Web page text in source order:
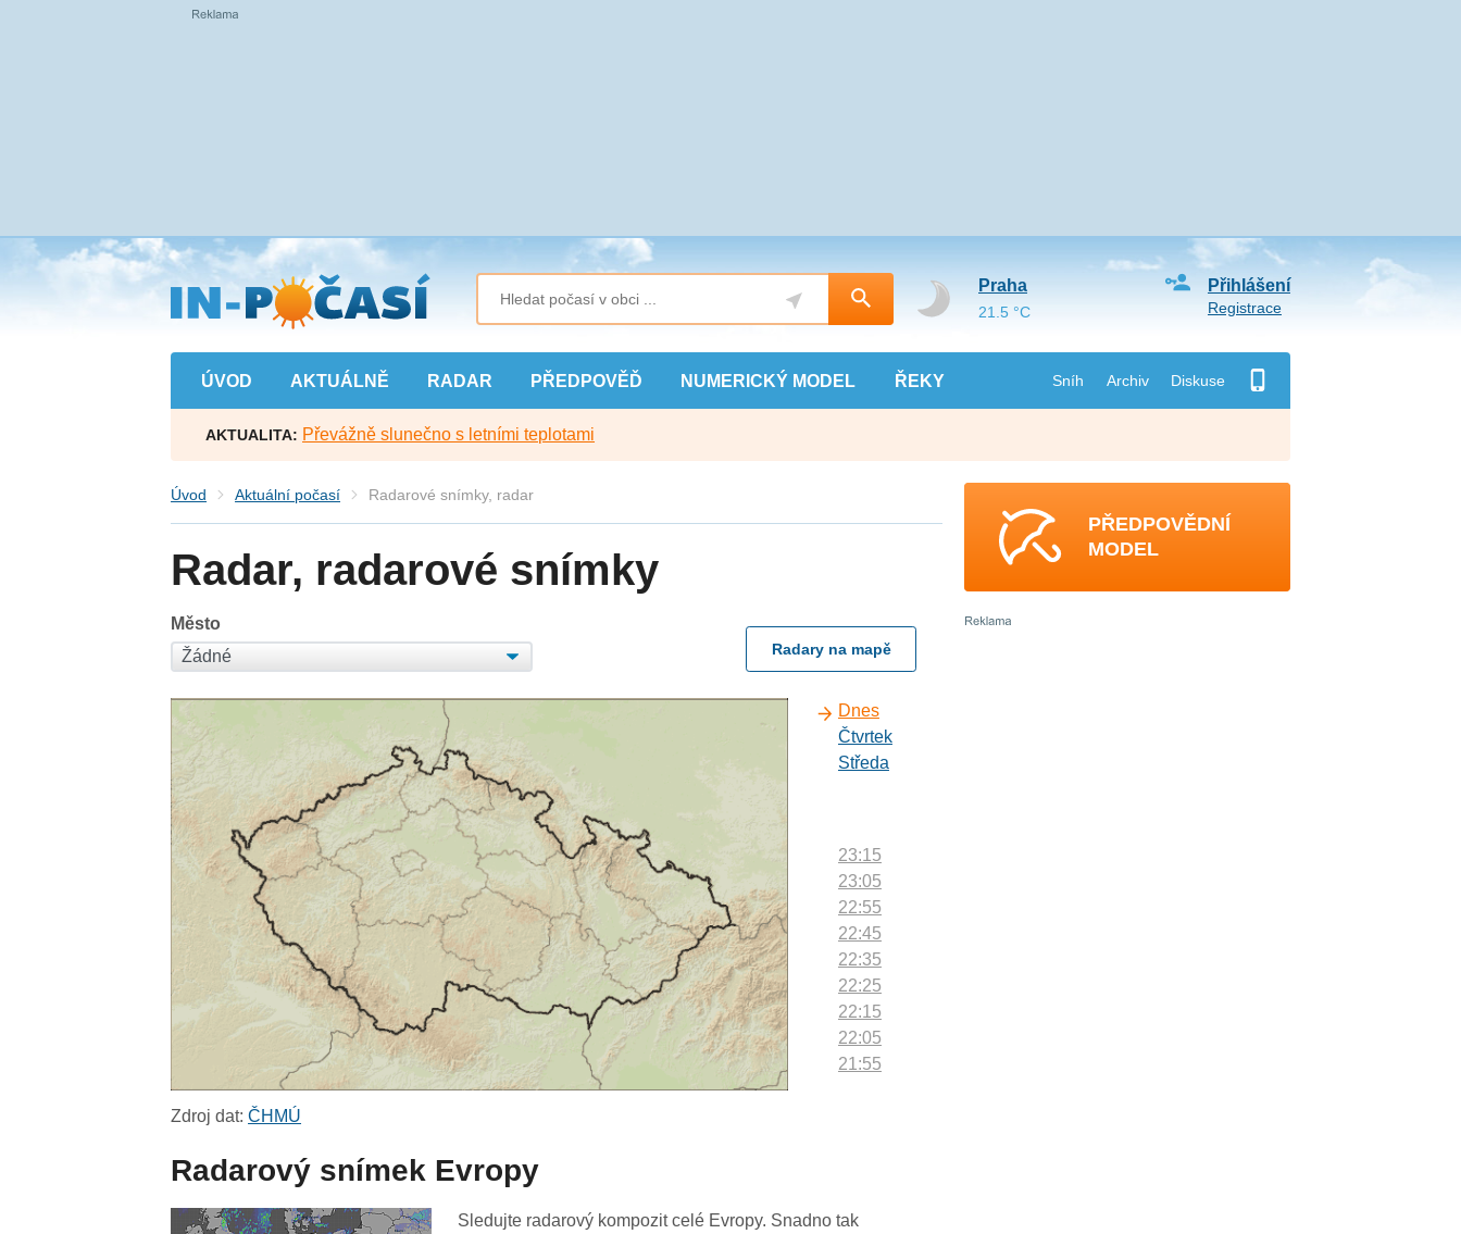
Přejít
na
hlavní
obsah
ÚVOD AKTUÁLNĚ RADAR PŘEDPOVĚĎ NUMERICKÝ MODEL ŘEKY Sníh Archiv Diskuse
Přihlášení
Registrace
Praha
21.5 °C
AKTUALITA: Převážně slunečno s letními teplotami
Úvod Aktuální počasí Radarové snímky, radar
Radar, radarové snímky
Město
Radary na mapě
Dnes
Čtvrtek
Středa
23:15
23:05
22:55
22:45
22:35
22:25
22:15
22:05
21:55
20:55
Zdroj dat:ČHMÚ
Radarový snímek Evropy
Sledujte radarový kompozit celé Evropy. Snadno tak
PŘEDPOVĚDNÍ
MODEL